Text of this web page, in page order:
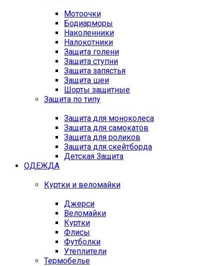
Мотоочки
Бодиарморы
Наколенники
Налокотники
Защита голени
Защита ступни
Защита запястья
Защита шеи
Шорты защитные
Защита по типу
Защита для моноколеса
Защита для самокатов
Защита для роликов
Защита для скейтборда
Детская Защита
ОДЕЖДА
Куртки и веломайки
Джерси
Веломайки
Куртки
Флисы
Футболки
Утеплители
Термобелье